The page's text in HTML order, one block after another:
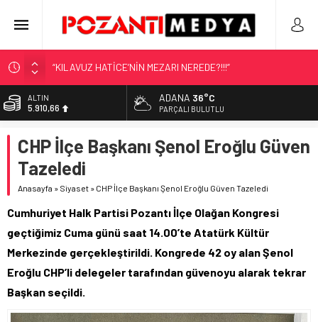
“KILAVUZ HATİCE’NİN MEZARI NEREDE?!!!”
Adana’nın Gizli Cenneti Pozantı Akçatekir Yaylası
Yılmaz Soğutma’dan Buzdolabı Uyarısı
Ajans
Harun YÜCEL Yazdı: İLBER ORTAYLI
ALTIN
5.910,66
11.456,34
DOLAR
42,6961
50,2615
ADANA 36°C
PARÇALI BULUTLU
CHP İlçe Başkanı Şenol Eroğlu Güven
Tazeledi
Anasayfa » Siyaset » CHP İlçe Başkanı Şenol Eroğlu Güven Tazeledi
Cumhuriyet Halk Partisi Pozantı İlçe Olağan Kongresi
geçtiğimiz Cuma günü saat 14.00’te Atatürk Kültür
Merkezinde gerçekleştirildi. Kongrede 42 oy alan Şenol
Eroğlu CHP’li delegeler tarafından güvenoyu alarak tekrar
Başkan seçildi.